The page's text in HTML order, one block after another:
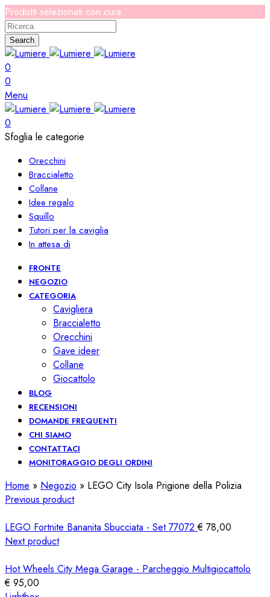
Prodotti selezionati con cura
Search
0
0
Menu
0
Sfoglia le categorie
Orecchini
Braccialetto
Collane
Idee regalo
Squillo
Tutori per la caviglia
In attesa di
FRONTE
NEGOZIO
CATEGORIA
Cavigliera
Braccialetto
Orecchini
Gave ideer
Collane
Giocattolo
BLOG
RECENSIONI
DOMANDE FREQUENTI
CHI SIAMO
CONTATTACI
MONITORAGGIO DEGLI ORDINI
Home » Negozio » LEGO City Isola Prigione della Polizia
Previous product
LEGO Fortnite Bananita Sbucciata - Set 77072€ 78,00
Next product
Hot Wheels City Mega Garage - Parcheggio Multigiocattolo
€ 95,00